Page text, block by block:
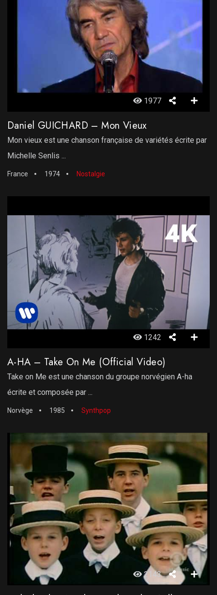
1977
Daniel GUICHARD – Mon Vieux
Mon vieux est une chanson française de variétés écrite par
Michelle Senlis ...
France 1974 Nostalgie
1242
A-HA – Take On Me (Official Video)
Take on Me est une chanson du groupe norvégien A-ha
écrite et composée par ...
Norvège 1985 Synthpop
2143